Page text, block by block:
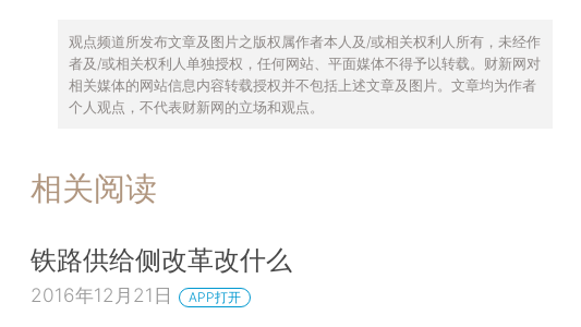
观点频道所发布文章及图片之版权属作者本人及/或相关权利人所有，未经作
者及/或相关权利人单独授权，任何网站、平面媒体不得予以转载。财新网对
相关媒体的网站信息内容转载授权并不包括上述文章及图片。文章均为作者
个人观点，不代表财新网的立场和观点。
相关阅读
铁路供给侧改革改什么
2016年12月21日 APP打开